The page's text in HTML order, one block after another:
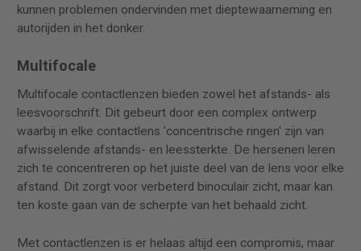
kunnen problemen ondervinden met dieptewaarneming en
autorijden in het donker.
Multifocale
Multifocale contactlenzen bieden zowel het afstands- als
leesvoorschrift. Dit gebeurt door een complex ontwerp
waarbij in elke contactlens 'concentrische ringen' zijn van
afwisselende afstands- en leessterkte. De hersenen leren
zich te concentreren op het juiste deel van de lens voor elke
afstand. Dit zorgt voor verbeterd binoculair zicht, maar kan
ten koste gaan van de scherpte van het behaald zicht.
Met contactlenzen is er helaas altijd een compromis, maar